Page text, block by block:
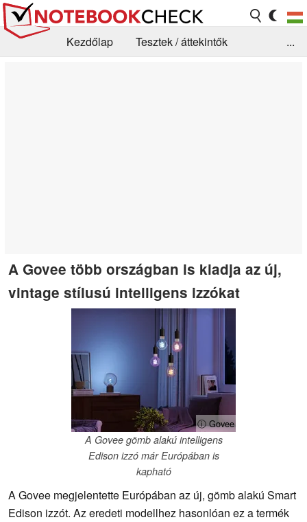
Kezdőlap
Tesztek / áttekintők
...
A Govee több országban is kiadja az új,
vintage stílusú intelligens izzókat
ⓘ Govee
A Govee gömb alakú intelligens
Edison izzó már Európában is
kapható
A Govee megjelentette Európában az új, gömb alakú Smart
Edison izzót. Az eredeti modellhez hasonlóan ez a termék